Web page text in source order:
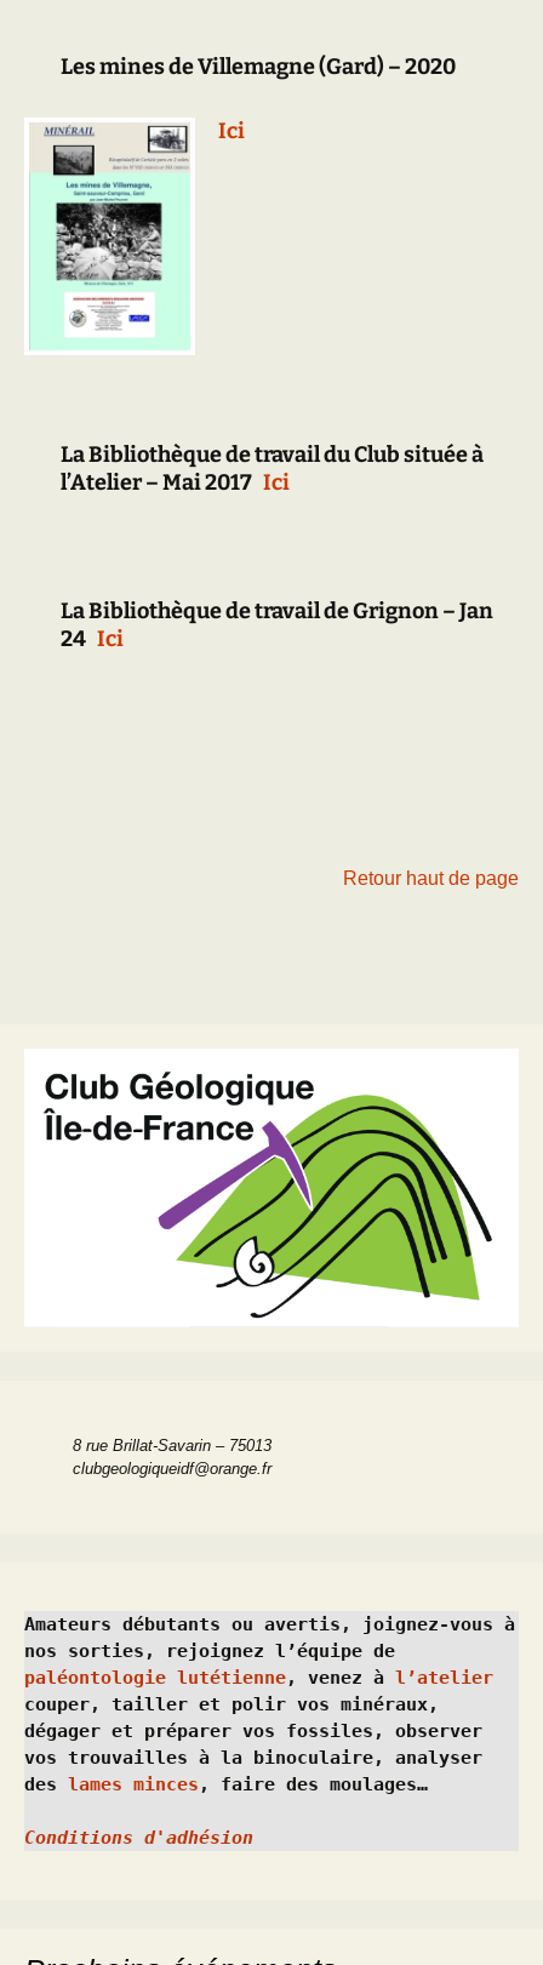
Les mines de Villemagne (Gard) – 2020
Ici
La Bibliothèque de travaildu Club située à
l’Atelier – Mai 2017 Ici
La Bibliothèque de travail de Grignon – Jan
24 Ici
Retour haut de page
8 rue Brillat-Savarin – 75013
clubgeologiqueidf@orange.fr
Amateurs débutants ou avertis, joignez-vous à
paléontologie lutétienne, venez à l’atelier
couper, tailler et polir vos minéraux,
dégager et préparer vos fossiles, observer
vos trouvailles à la binoculaire, analyser
des lames minces , faire des moulages…
Conditions d'adhésion